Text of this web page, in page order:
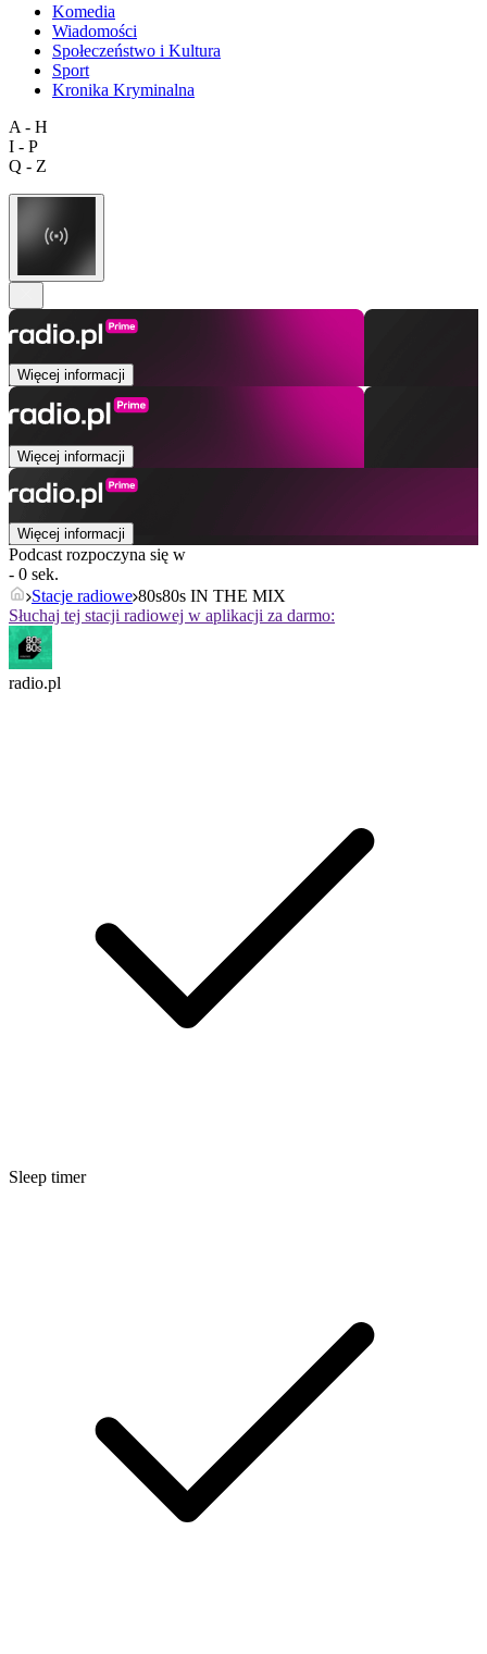
Komedia
Wiadomości
Społeczeństwo i Kultura
Sport
Kronika Kryminalna
A - H
I - P
Q - Z
Więcej informacji
Więcej informacji
Więcej informacji
Podcast rozpoczyna się w
- 0 sek.
Stacje radiowe 80s80s IN THE MIX
Słuchaj tej stacji radiowej w aplikacji za darmo:
radio.pl
Sleep timer